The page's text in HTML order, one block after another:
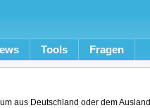
Tools Fragen
aus Deutschland oder dem Ausland